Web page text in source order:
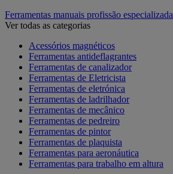
Ferramentas manuais profissão especializada
Ver todas as categorias
Acessórios magnéticos
Ferramentas antideflagrantes
Ferramentas de canalizador
Ferramentas de Eletricista
Ferramentas de eletrónica
Ferramentas de ladrilhador
Ferramentas de mecânico
Ferramentas de pedreiro
Ferramentas de pintor
Ferramentas de plaquista
Ferramentas para aeronáutica
Ferramentas para trabalho em altura